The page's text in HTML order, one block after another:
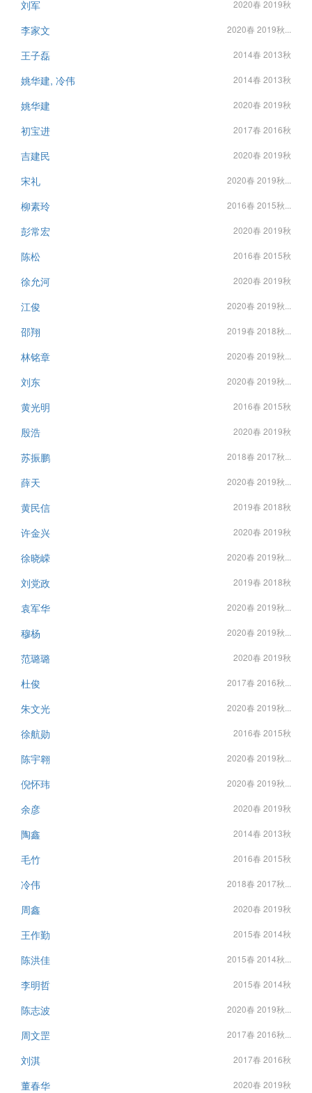
刘军 2020春 2019秋
李家文 2020春 2019秋...
王子磊 2014春 2013秋
姚华建, 冷伟 2014春 2013秋
姚华建 2020春 2019秋
初宝进 2017春 2016秋
吉建民 2020春 2019秋
宋礼 2020春 2019秋...
柳素玲 2016春 2015秋...
彭常宏 2020春 2019秋
陈松 2016春 2015秋
徐允河 2020春 2019秋
江俊 2020春 2019秋...
邵翔 2019春 2018秋...
林铭章 2020春 2019秋...
刘东 2020春 2019秋...
黄光明 2016春 2015秋
殷浩 2020春 2019秋
苏振鹏 2018春 2017秋...
薛天 2020春 2019秋...
黄民信 2019春 2018秋
许金兴 2020春 2019秋
徐晓嵘 2020春 2019秋...
刘党政 2019春 2018秋
袁军华 2020春 2019秋...
穆杨 2020春 2019秋...
范璐璐 2020春 2019秋
杜俊 2017春 2016秋...
朱文光 2020春 2019秋...
徐航勋 2016春 2015秋
陈宇翱 2020春 2019秋...
倪怀玮 2020春 2019秋...
余彦 2020春 2019秋
陶鑫 2014春 2013秋
毛竹 2016春 2015秋
冷伟 2018春 2017秋...
周鑫 2020春 2019秋
王作勤 2015春 2014秋
陈洪佳 2015春 2014秋...
李明哲 2015春 2014秋
陈志波 2020春 2019秋...
周文罡 2017春 2016秋...
刘淇 2017春 2016秋
董春华 2020春 2019秋